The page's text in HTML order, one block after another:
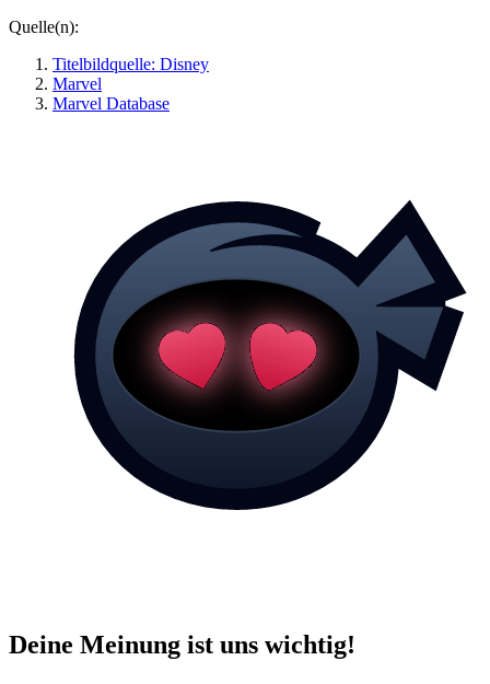
Quelle(n):
Titelbildquelle: Disney
Marvel
Marvel Database
Deine Meinung ist uns wichtig!